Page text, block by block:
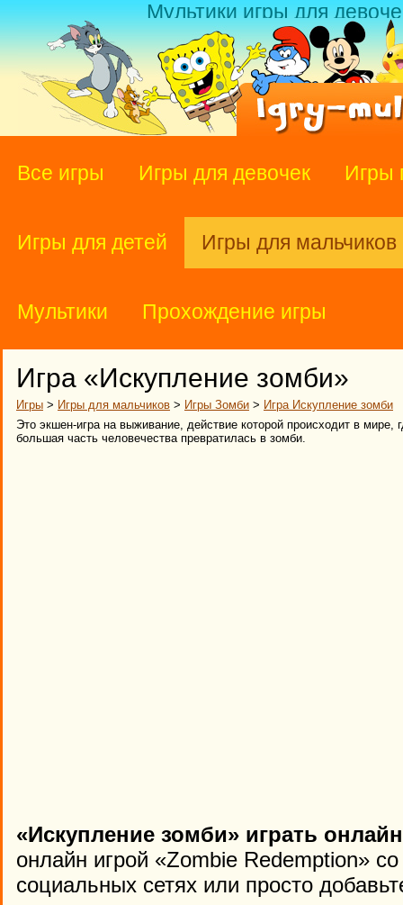
Мультики игры для
Все игры Игры для девочек Игры
Игры для детей Игры для мальчиков
Мультики Прохождение игры
Игра «Искупление зомби»
Игры > Игры для мальчиков > Игры Зомби > Игра Искупление зомби
Это экшен-игра на выживание, действие которой происходит в мире,
большая часть человечества превратилась в зомби.
«Искупление зомби» играть
онлайн игрой «Zombie Redemption»
социальных сетях или просто